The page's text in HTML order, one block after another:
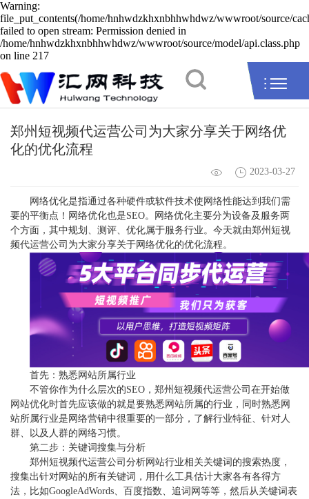
Warning:
file_put_contents(/home/hnhwdzkhxnbhhwhdwz/wwwroot/source/
failed to open stream: Permission denied in
/home/hnhwdzkhxnbhhwhdwz/wwwroot/source/model/api.class.php
on line 217
郑州短视频代运营公司为大家分享关于网络优
化的优化流程
2023-03-27
网络优化是指通过各种硬件或软件技术使网络性能达到我们需
要的平衡点！网络优化也是SEO。网络优化主要分为设备及服务两
个方面，其中规划、测评、优化属于服务行业。今天就由郑州短视
频代运营公司为大家分享关于网络优化的优化流程。
首先：熟悉网站所属行业
不管你作为什么层次的SEO，郑州短视频代运营公司在开始做
网站优化时首先应该做的就是要熟悉网站所属的行业，同时熟悉网
站所属行业是网络营销中很重要的一部分，了解行业特征、针对人
群、以及人群的网络习惯。
第二步：关键词搜集与分析
郑州短视频代运营公司分析网站行业相关关键词的搜索热度，
搜集出针对网站的所有关键词，用什么工具估计大家各有各得方
法，比如GoogleAdWords、百度指数、追词网等等，然后从关键词表